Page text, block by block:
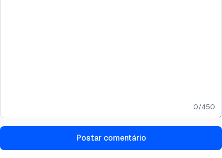
0/450
Postar comentário